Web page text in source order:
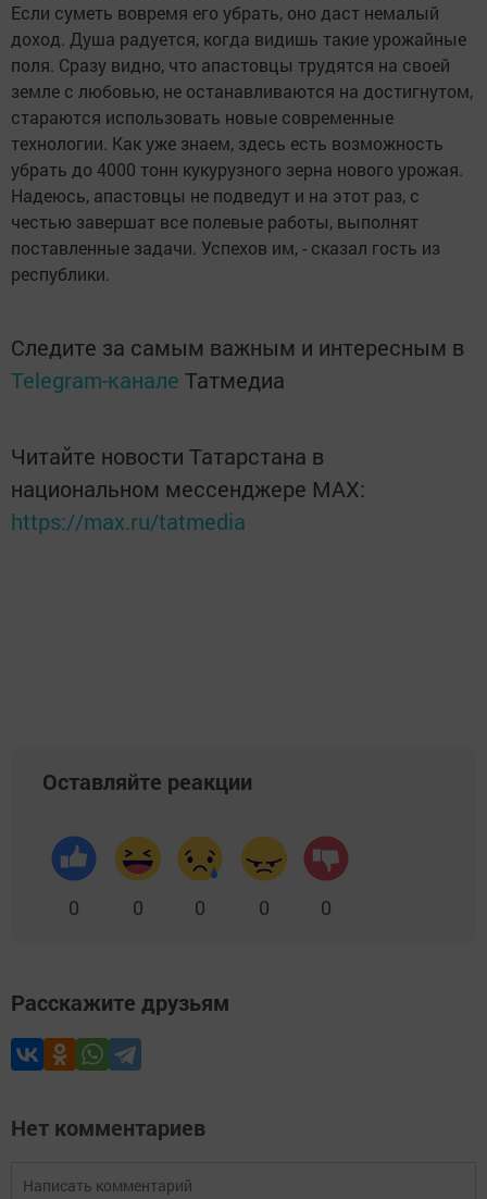
Если суметь вовремя его убрать, оно даст немалый
доход. Душа радуется, когда видишь такие урожайные
поля. Сразу видно, что апастовцы трудятся на своей
земле с любовью, не останавливаются на достигнутом,
стараются использовать новые современные
технологии. Как уже знаем, здесь есть возможность
убрать до 4000 тонн кукурузного зерна нового урожая.
Надеюсь, апастовцы не подведут и на этот раз, с
честью завершат все полевые работы, выполнят
поставленные задачи. Успехов им, - сказал гость из
республики.
Следите за самым важным и интересным в
Telegram-канале Татмедиа
Читайте новости Татарстана в
национальном мессенджере MАХ:
https://max.ru/tatmedia
Оставляйте реакции
0 0 0 0 0
Расскажите друзьям
Нет комментариев